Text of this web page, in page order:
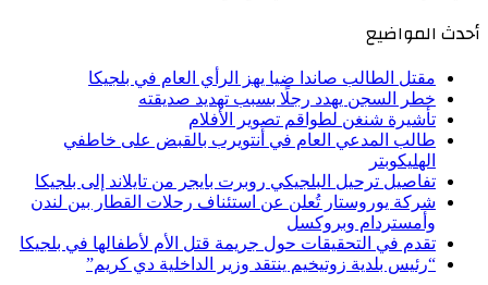
أحدث المواضيع
مقتل الطالب صاندا ضيا يهز الرأي العام في بلجيكا
خطر السجن يهدد رجلًا بسبب تهديد صديقته
تأشيرة شنغن لطواقم تصوير الأفلام
طالب المدعي العام في أنتويرب بالقبض على خاطفي
الهليكوبتر
تفاصيل ترحيل البلجيكي روبرت بايجر من تايلاند إلى بلجيكا
شركة يوروستار تُعلن عن استئناف رحلات القطار بين لندن
وأمستردام وبروكسل
تقدم في التحقيقات حول جريمة قتل الأم لأطفالها في بلجيكا
“رئيس بلدية زوتيخيم ينتقد وزير الداخلية دي كريم”